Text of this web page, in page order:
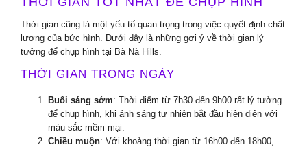
Thời gian cũng là một yếu tố quan trọng trong việc quyết định chất
lượng của bức hình. Dưới đây là những gợi ý về thời gian lý
tưởng để chụp hình tại Bà Nà Hills.
THỜI GIAN TRONG NGÀY
Buổi sáng sớm: Thời điểm từ 7h30 đến 9h00 rất lý tưởng
để chụp hình, khi ánh sáng tự nhiên bắt đầu hiện diện với
màu sắc mềm mại.
Chiều muộn: Với khoảng thời gian từ 16h00 đến 18h00,